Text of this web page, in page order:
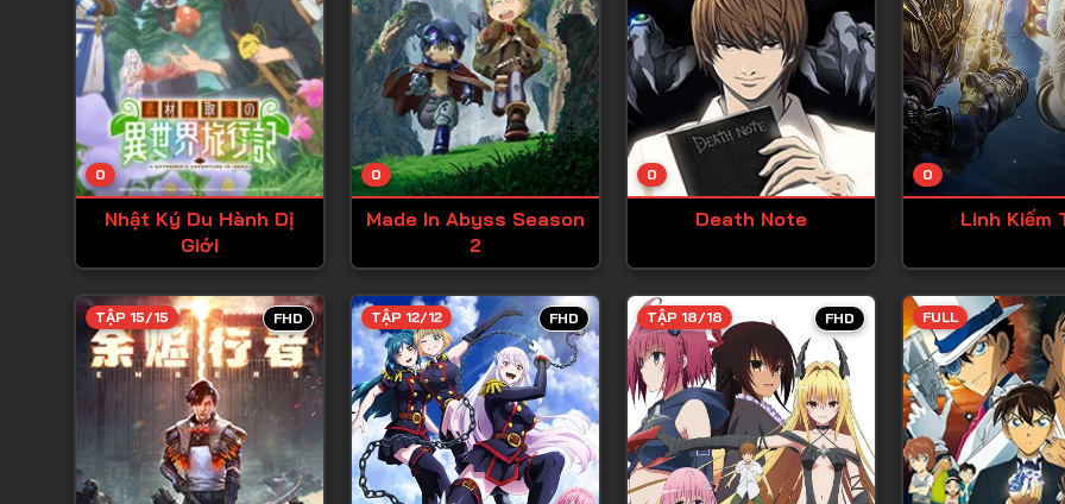
Tập 11
Tập 12
Tập 13
Tập 14
Tập 15
Tập 17
Tập 18
Tập 19
Tập 20
Tập 21
Tập 22
0
Nhật Ký Du Hành Dị
Giới
0
Made In Abyss Season
2
0
Death Note
0
Linh Kiếm
FHD
TẬP 15/15 FHD
TẬP 12/12 FHD
TẬP 18/18 FULL